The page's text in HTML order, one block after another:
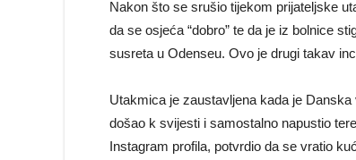
Nakon što se srušio tijekom prijateljske
da se osjeća “dobro” te da je iz bolnice
susreta u Odenseu. Ovo je drugi takav
Utakmica je zaustavljena kada je
došao k svijesti i samostalno napustio
Instagram profila, potvrdio da se vratio